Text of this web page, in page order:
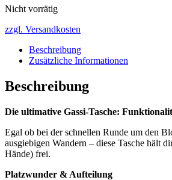
Nicht vorrätig
zzgl. Versandkosten
Beschreibung
Zusätzliche Informationen
Beschreibung
Die ultimative Gassi-Tasche:
Egal ob bei der schnellen Runde um den
ausgiebigen Wandern – diese Tasche hält
Hände) frei.
Platzwunder & Aufteilung